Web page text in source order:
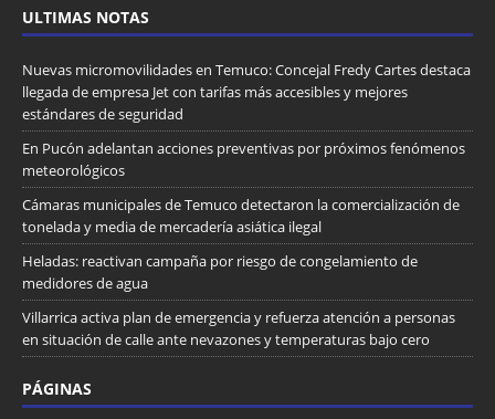
ULTIMAS NOTAS
Nuevas micromovilidades en Temuco: Concejal Fredy Cartes destaca
llegada de empresa Jet con tarifas más accesibles y mejores
estándares de seguridad
En Pucón adelantan acciones preventivas por próximos fenómenos
meteorológicos
Cámaras municipales de Temuco detectaron la comercialización de
tonelada y media de mercadería asiática ilegal
Heladas: reactivan campaña por riesgo de congelamiento de
medidores de agua
Villarrica activa plan de emergencia y refuerza atención a personas
en situación de calle ante nevazones y temperaturas bajo cero
PÁGINAS